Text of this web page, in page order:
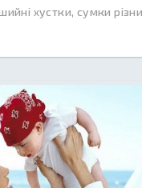
хустки, сумки